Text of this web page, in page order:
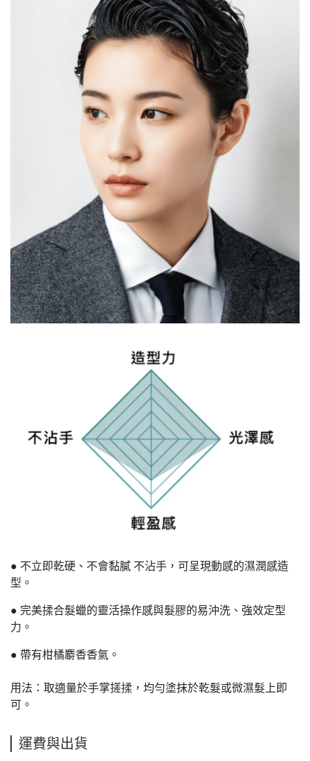
● 不立即乾硬、不會黏膩 不沾手，可呈現動感的濕潤感造
型。
● 完美揉合髮蠟的靈活操作感與髮膠的易沖洗、強效定型
力。
● 帶有柑橘麝香香氣。
用法：取適量於手掌搓揉，均勻塗抹於乾髮或微濕髮上即
可。
運費與出貨